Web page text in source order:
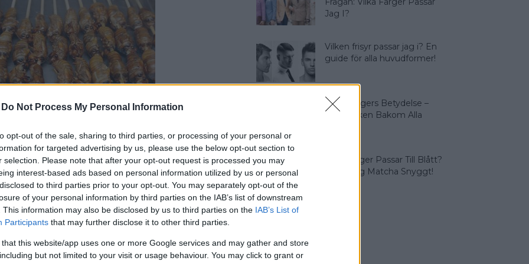
Do Not Process My Personal Information
opt-out of the sale, sharing to third parties, or processing of your personal or
for targeted advertising by us, please use the below opt-out section to
selection. Please note that after your opt-out request is processed you may
interest-based ads based on personal information utilized by us or personal
to third parties prior to your opt-out. You may separately opt-out of the
of your personal information by third parties on the IAB’s list of downstream
This information may also be disclosed by us to third parties on the IAB’s List of
Participants that may further disclose it to other third parties.
that this website/app uses one or more Google services and may gather and store
but not limited to your visit or usage behaviour. You may click to grant or
äter insekter varje dag.
10 år kommer se insektsmjöl som en av
kommer dock tillsatsen ha fått en nytt
eller ”Naturligt Proteinberikat!” på
med, det är troligtvis ofantligt mycket
Jag I?
Vilken frisyr passar jag i? En
guide för alla huvudformer!
Olika Färgers Betydelse –
Symboliken Bakom Alla
Vilka Färger Passar Till Blått?
Vi Lär Dig Matcha Snyggt!